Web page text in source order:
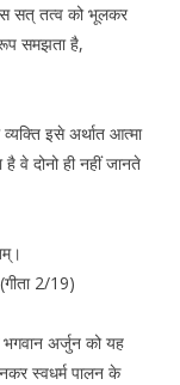
सत् तत्व को भूलकर
समझता है,
इसे अर्थात आत्मा
वे दोनो ही नहीं जानते
2/19)
भगवान अर्जुन को यह
स्वधर्म पालन के